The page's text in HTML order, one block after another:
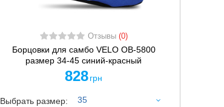
Отзывы (0)
Борцовки для самбо VELO OB-5800
размер 34-45 синий-красный
828 грн
Выбрать размер: 35